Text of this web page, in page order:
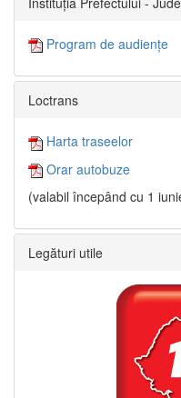
Program de audiențe
Loctrans
Harta traseelor
Orar autobuze
(valabil începând cu 1
Legături utile